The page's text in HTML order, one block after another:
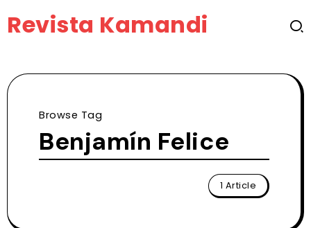
Revista Kamandi
Browse Tag
Benjamín Felice
1 Article